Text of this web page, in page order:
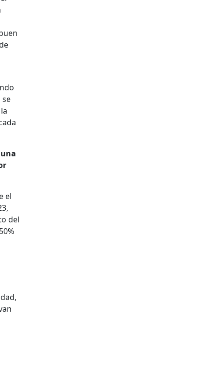
se
el
del